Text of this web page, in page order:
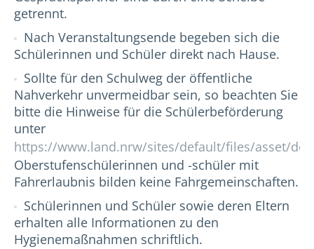
getrennt.
Nach Veranstaltungsende begeben sich die
Schülerinnen und Schüler direkt nach Hause.
Sollte für den Schulweg der öffentliche
Nahverkehr unvermeidbar sein, so beachten Sie
bitte die Hinweise für die Schülerbeförderung
unter
https://www.land.nrw/sites/default/files/asset/
Oberstufenschülerinnen und -schüler mit
Fahrerlaubnis bilden keine Fahrgemeinschaften.
Schülerinnen und Schüler sowie deren Eltern
erhalten alle Informationen zu den
Hygienemaßnahmen schriftlich.